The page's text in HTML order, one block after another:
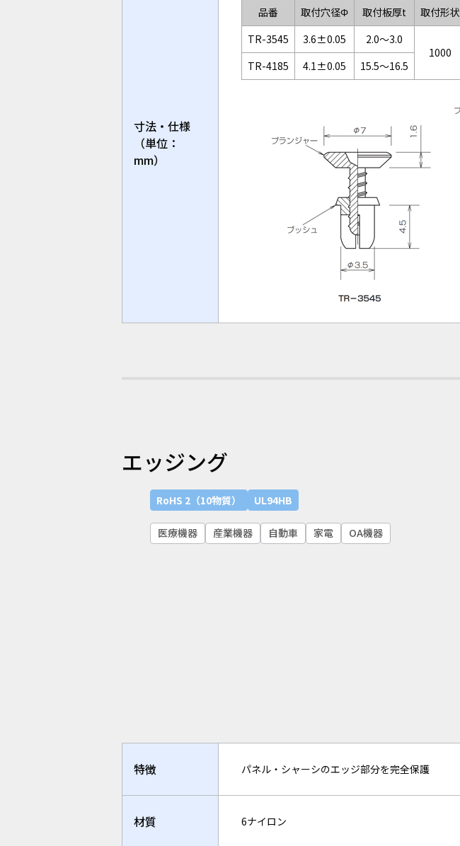
寸法・仕様
（単位：
mm）
品番
取付穴径Φ 取付板厚t
取付形状
TR-3545
3.6±0.05
2.0～3.0
1000
TR-4185
4.1±0.05 15.5～16.5
エッジング
RoHS 2（10物質） UL94HB
医療機器 産業機器 自動車 家電 OA機器
特徴 パネル・シャーシのエッジ部分を完全保護
材質 6ナイロン